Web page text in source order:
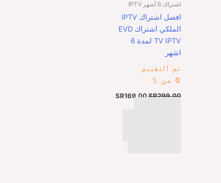
اشتراك 6 أشهر IPTV
افضل اشتراك IPTV
الملكي اشتراك EVD
TV IPTV لمدة 6
اشهر
تم التقييم
0 من 5
SR299,00
SR169,00